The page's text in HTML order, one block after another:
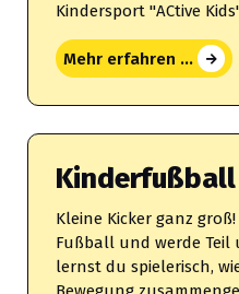
Kindersport "ACtive
Mehr erfahren ...
Kinderfußball
Kleine Kicker ganz
Fußball und werde Teil
lernst du spielerisch,